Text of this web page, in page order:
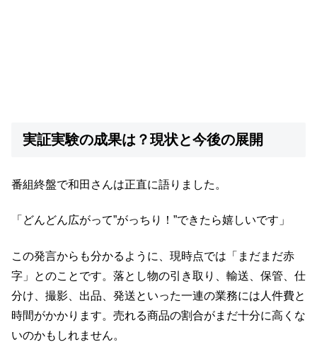
実証実験の成果は？現状と今後の展開
番組終盤で和田さんは正直に語りました。
「どんどん広がって”がっちり！”できたら嬉しいです」
この発言からも分かるように、現時点では「まだまだ赤
字」とのことです。落とし物の引き取り、輸送、保管、仕
分け、撮影、出品、発送といった一連の業務には人件費と
時間がかかります。売れる商品の割合がまだ十分に高くな
いのかもしれません。